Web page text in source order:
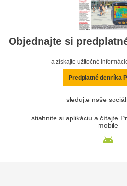
Objednajte si
a získajte užitočné
Predplatné denníka
sledujte naše
stiahnite si aplikáciu a čítajte
mobile